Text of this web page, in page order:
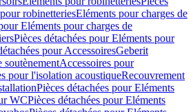
robinetteriesEléments pour charges de
Eléments pour charges de
Pièces détachées pour Eléments pour
pour AccessoiresGeberit
soutènementAccessoires pour
pour l'isolation acoustiqueRecouvrement
Pièces détachées pour Eléments
WCPièces détachées pour Eléments